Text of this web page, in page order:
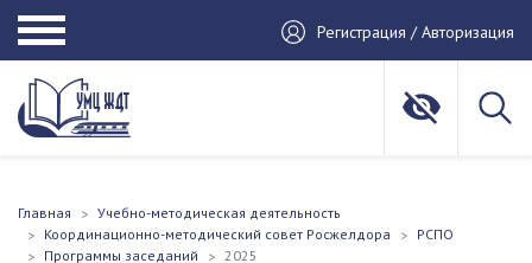
Регистрация / Авторизация
Главная
Учебно-методическая деятельность
Координационно-методический совет Росжелдора
РСПО
Программы заседаний
2025